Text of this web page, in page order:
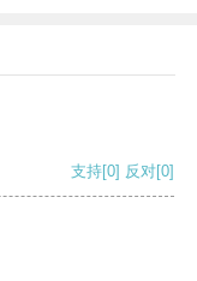
支持[0] 反对[0]